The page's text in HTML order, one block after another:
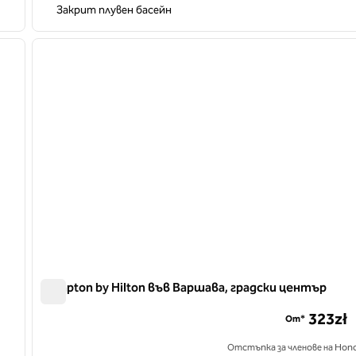
Закрит плувен басейн
следващо изображение
1 от 12
Hampton by Hilton във Варшава, градски център
От* 323zł
Отстъпка за членове на